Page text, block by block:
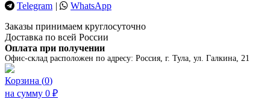
Telegram |
WhatsApp
Заказы принимаем круглосуточно
Доставка по всей России
Оплата при получении
Офис-склад расположен по адресу: Россия, г. Тула, ул. Галкина, 21
Корзина (0)
на сумму 0 ₽